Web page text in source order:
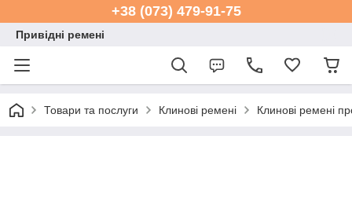
+38 (073) 479-91-75
Привідні ремені
Товари та послуги Клинові ремені Клинові ремені